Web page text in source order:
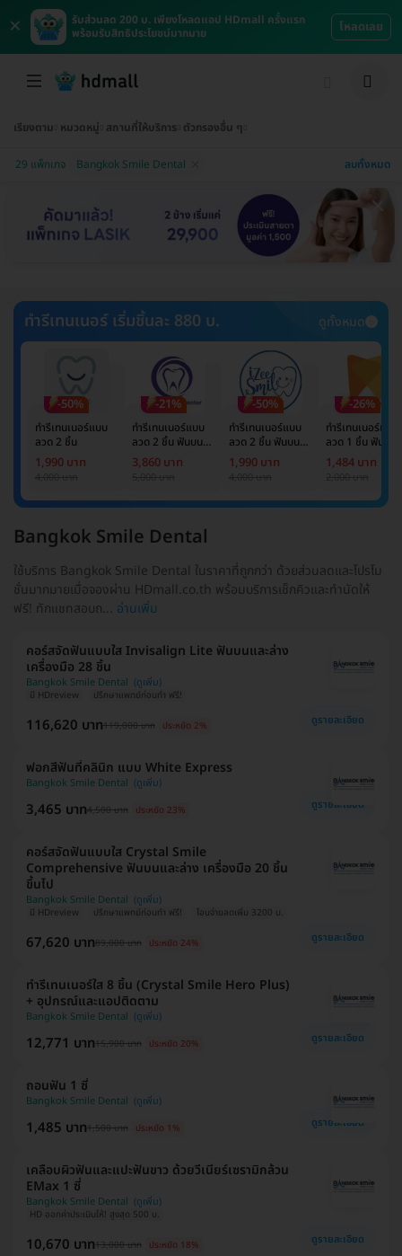
×
รับส่วนลด 200 บ. เพียงโหลดแอป HDmall ครั้งแรก
พร้อมรับสิทธิประโยชน์มากมาย
โหลดเลย
เรียงตาม หมวดหมู่ สถานที่ให้บริการ ตัวกรองอื่น ๆ
29 แพ็กเกจ Bangkok Smile Dental ลบทั้งหมด
ทำรีเทนเนอร์ เริ่มชิ้นละ 880 บ. ดูทั้งหมด
-50%
ทำรีเทนเนอร์แบบ
ลวด 2 ชิ้น
1,990 บาท
-21%
ทำรีเทนเนอร์แบบ
ลวด 2 ชิ้น ฟันบน
และล่าง
3,860 บาท
-50%
ทำรีเทนเนอร์แบบ
ลวด 2 ชิ้น ฟันบน
และล่าง
1,990 บาท
-26%
ทำรีเทนเนอร์แบบ
ลวด 1 ชิ้น ฟันบน
หรือล่าง
1,484 บาท
Bangkok Smile Dental
ใช้บริการ Bangkok Smile Dental ในราคาที่ถูกกว่า ด้วยส่วนลดและโปรโม
ชั่นมากมายเมื่อจองผ่าน HDmall.co.th พร้อมบริการเช็กคิวและทำนัดให้
ฟรี! ทักแชทสอบถ... อ่านเพิ่ม
มี HDreview ปรึกษาแพทย์ก่อนทำ ฟรี!
คอร์สจัดฟันแบบใส Invisalign Lite ฟันบนและล่าง
เครื่องมือ 28 ชิ้น
Bangkok Smile Dental
116,620 บาท119,000 บาท ประหยัด 2% ดูรายละเอียด
ฟอกสีฟันที่คลินิก แบบ White Express
Bangkok Smile Dental
3,465 บาท4,500 บาท ประหยัด 23% ดูรายละเอียด
มี HDreview ปรึกษาแพทย์ก่อนทำ ฟรี! โอนจ่ายลดเพิ่ม 3200 บ.
คอร์สจัดฟันแบบใส Crystal Smile
Comprehensive ฟันบนและล่าง เครื่องมือ 20 ชิ้น
ขึ้นไป
Bangkok Smile Dental
67,620 บาท89,000 บาท ประหยัด 24% ดูรายละเอียด
ทำรีเทนเนอร์ใส 8 ชิ้น (Crystal Smile Hero Plus)
+ อุปกรณ์และแอปติดตาม
Bangkok Smile Dental
12,771 บาท15,900 บาท ประหยัด 20% ดูรายละเอียด
ถอนฟัน 1 ซี่
Bangkok Smile Dental
1,485 บาท1,500 บาท ประหยัด 1% ดูรายละเอียด
HD ออกค่าประเมินให้! สูงสุด 500 บ.
เคลือบผิวฟันและแปะฟันขาว ด้วยวีเนียร์เซรามิกล้วน
EMax 1 ซี่
Bangkok Smile Dental
10,670 บาท13,000 บาท ประหยัด 18% ดูรายละเอียด